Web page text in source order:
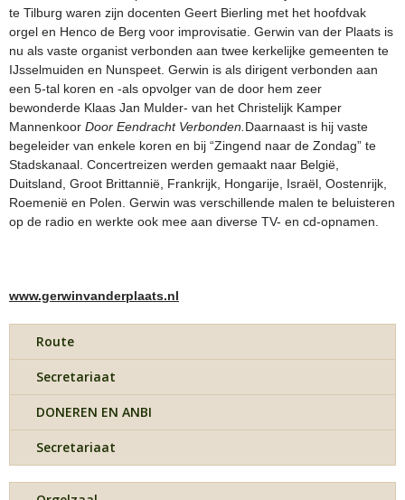
te Tilburg waren zijn docenten Geert Bierling met het hoofdvak
orgel en Henco de Berg voor improvisatie. Gerwin van der Plaats is
nu als vaste organist verbonden aan twee kerkelijke gemeenten te
IJsselmuiden en Nunspeet. Gerwin is als dirigent verbonden aan
een 5-tal koren en -als opvolger van de door hem zeer
bewonderde Klaas Jan Mulder- van het Christelijk Kamper
Mannenkoor Door Eendracht Verbonden. Daarnaast is hij vaste
begeleider van enkele koren en bij “Zingend naar de Zondag” te
Stadskanaal. Concertreizen werden gemaakt naar België,
Duitsland, Groot Brittannië, Frankrijk, Hongarije, Israël, Oostenrijk,
Roemenië en Polen. Gerwin was verschillende malen te beluisteren
op de radio en werkte ook mee aan diverse TV- en cd-opnamen.
www.gerwinvanderplaats.nl
Route
Secretariaat
DONEREN EN ANBI
Secretariaat